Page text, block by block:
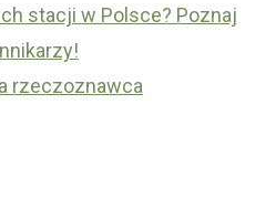
stacji w Polsce? Poznaj
rzeczoznawca